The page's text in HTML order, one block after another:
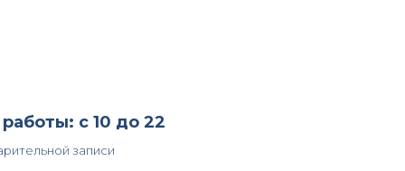
с 10 до 22
записи